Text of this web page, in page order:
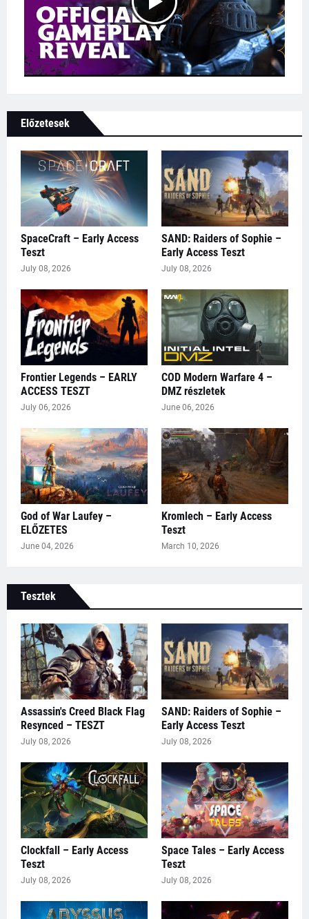
Előzetesek
SpaceCraft – Early Access
Teszt
July 08, 2026
SAND: Raiders of Sophie –
Early Access Teszt
July 08, 2026
Frontier Legends – EARLY
ACCESS TESZT
July 06, 2026
COD Modern Warfare 4 –
DMZ részletek
June 06, 2026
God of War Laufey –
ELŐZETES
June 04, 2026
Kromlech – Early Access
Teszt
March 10, 2026
Tesztek
Assassin's Creed Black Flag
Resynced – TESZT
July 08, 2026
SAND: Raiders of Sophie –
Early Access Teszt
July 08, 2026
Clockfall – Early Access
Teszt
July 08, 2026
Space Tales – Early Access
Teszt
July 08, 2026